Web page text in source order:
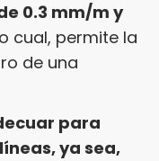
0.3 mm/m y
cual, permite la
de una
para
ya sea,